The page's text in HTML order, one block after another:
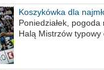
Koszykówka dla
Poniedziałek,
Halą Mistrzów typowy